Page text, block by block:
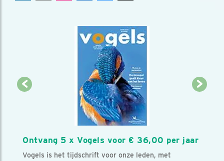
Ontvang 5 x Vogels voor € 36,00 per jaar
Vogels is het tijdschrift voor onze leden, met